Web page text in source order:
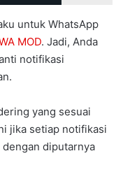
untuk WhatsApp
MOD. Jadi, Anda
notifikasi
yang sesuai
jika setiap notifikasi
dengan diputarnya